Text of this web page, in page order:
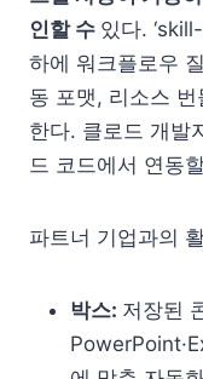
인할 수 있다.
하에 워크플로우
동 포맷, 리소스
한다. 클로드 개발
드 코드에서 연동
파트너 기업과의
박스: 저장된